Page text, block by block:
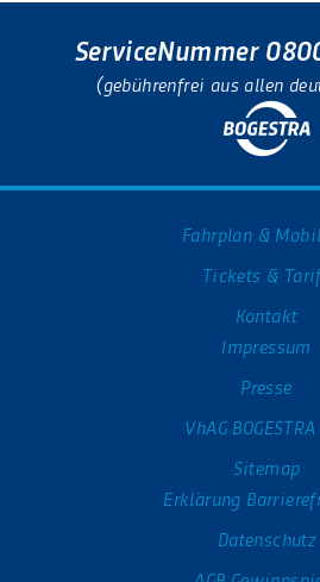
ServiceNummer
(gebührenfrei aus allen
Fahrplan &
Tickets &
Kontakt
Impressum
Presse
VhAG BOGESTRA
Sitemap
Erklärung
Datenschutz